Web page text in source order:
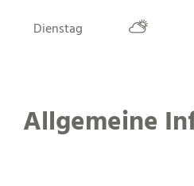
Dienstag
Allgemeine